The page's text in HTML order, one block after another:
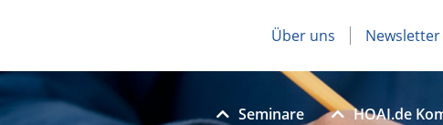
Über uns Newsletter
Seminare HOAI.de